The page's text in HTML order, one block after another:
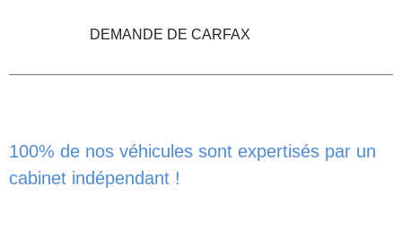
DEMANDE DE CARFAX
100% de nos véhicules sont expertisés par un
cabinet indépendant !